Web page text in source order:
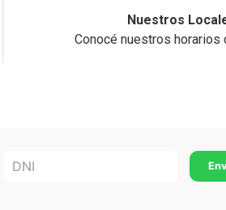
Nuestros
Conocé nuestros horarios